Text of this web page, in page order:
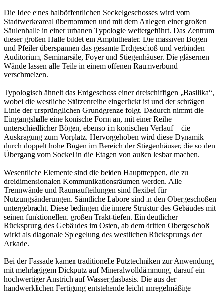
Die Idee eines halböffentlichen Sockelgeschosses wird vom
Stadtwerkeareal übernommen und mit dem Anlegen einer großen
Säulenhalle in einer urbanen Typologie weitergeführt. Das Zentrum
dieser großen Halle bildet ein Amphitheater. Die massiven Bögen
und Pfeiler überspannen das gesamte Erdgeschoß und verbinden
Auditorium, Seminarsäle, Foyer und Stiegenhäuser. Die gläsernen
Wände lassen alle Teile in einem offenen Raumverbund
verschmelzen.
Typologisch ähnelt das Erdgeschoss einer dreischiffigen „Basilika“,
wobei die westliche Stützenreihe eingerückt ist und der schrägen
Linie der ursprünglichen Grundgrenze folgt. Dadurch nimmt die
Eingangshalle eine konische Form an, mit einer Reihe
unterschiedlicher Bögen, ebenso im konischen Verlauf – die
Auskragung zum Vorplatz. Hervorgehoben wird diese Dynamik
durch doppelt hohe Bögen im Bereich der Stiegenhäuser, die so den
Übergang vom Sockel in die Etagen von außen lesbar machen.
Wesentliche Elemente sind die beiden Haupttreppen, die zu
dreidimensionalen Kommunikationsräumen werden. Alle
Trennwände und Raumaufteilungen sind flexibel für
Nutzungsänderungen. Sämtliche Labore sind in den Obergeschoßen
untergebracht. Diese bedingen die innere Struktur des Gebäudes mit
seinen funktionellen, großen Trakt-tiefen. Ein deutlicher
Rücksprung des Gebäudes im Osten, ab dem dritten Obergeschoß
wirkt als diagonale Spiegelung des westlichen Rücksprungs der
Arkade.
Bei der Fassade kamen traditionelle Putztechniken zur Anwendung,
mit mehrlagigem Dickputz auf Mineralwolldämmung, darauf ein
hochwertiger Anstrich auf Wasserglasbasis. Die aus der
handwerklichen Fertigung entstehende leicht unregelmäßige